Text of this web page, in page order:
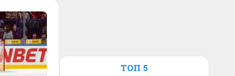
ТОП 5